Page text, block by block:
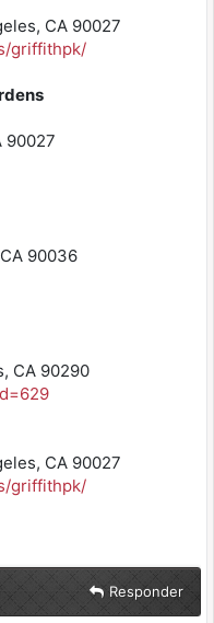
CA 90027
griffithpk/
90027
90036
CA 90290
CA 90027
griffithpk/
Responder